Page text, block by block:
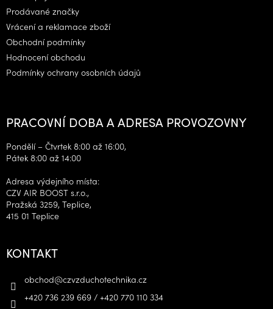
Prodávané značky
Vrácení a reklamace zboží
Obchodní podmínky
Hodnocení obchodu
Podmínky ochrany osobních údajů
PRACOVNÍ DOBA A ADRESA PROVOZOVNY
Pondělí – Čtvrtek 8:00 až 16:00,
Pátek 8:00 až 14:00
Adresa výdejního místa:
CZV AIR BOOST s.r.o.,
Pražská 3259, Teplice,
415 01 Teplice
KONTAKT
obchod@czvzduchotechnika.cz
+420 736 239 669 / +420 770 110 334